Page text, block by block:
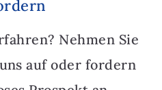
Nehmen Sie
auf oder fordern